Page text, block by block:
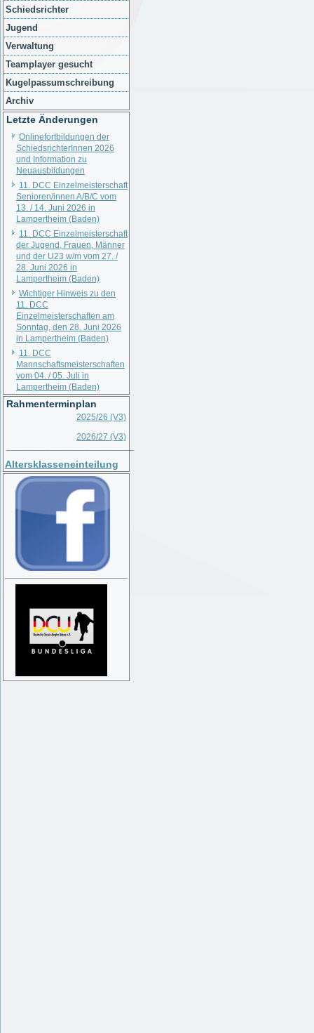
Schiedsrichter
Jugend
Verwaltung
Teamplayer gesucht
Kugelpassumschreibung
Archiv
Letzte Änderungen
Onlinefortbildungen der
SchiedsrichterInnen 2026
und Information zu
Neuausbildungen
11. DCC Einzelmeisterschaft
Senioren/innen A/B/C vom
13. / 14. Juni 2026 in
Lampertheim (Baden)
11. DCC Einzelmeisterschaft
der Jugend, Frauen, Männer
und der U23 w/m vom 27. /
28. Juni 2026 in
Lampertheim (Baden)
Wichtiger Hinweis zu den
11. DCC
Einzelmeisterschaften am
Sonntag, den 28. Juni 2026
in Lampertheim (Baden)
11. DCC
Mannschaftsmeisterschaften
vom 04. / 05. Juli in
Lampertheim (Baden)
Rahmenterminplan
2025/26 (V3)
2026/27 (V3)
Altersklasseneinteilung